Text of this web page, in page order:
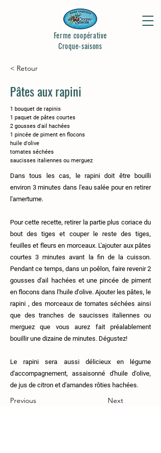
Ferme coopérative
Croque-saisons
< Retour
Pâtes aux rapini
1 bouquet de rapinis
1 paquet de pâtes courtes
2 gousses d'ail hachées
1 pincée de piment en flocons
huile d'olive
tomates séchées
saucisses italiennes ou merguez
Dans tous les cas, le rapini doit être bouilli
environ 3 minutes dans l'eau salée pour en retirer
l'amertume.
Pour cette recette, retirer la partie plus coriace du
bout des tiges et couper le reste des tiges,
feuilles et fleurs en morceaux. L'ajouter aux pâtes
courtes 3 minutes avant la fin de la cuisson.
Pendant ce temps, dans un poêlon, faire revenir 2
gousses d'ail hachées et une pincée de piment
en flocons dans l'huile d'olive. Ajouter les pâtes, le
rapini , des morceaux de tomates séchées ainsi
que des tranches de saucisses italiennes ou
merguez que vous aurez fait préalablement
bouillir une dizaine de minutes. Dégustez!
Le rapini sera aussi délicieux en légume
d'accompagnement, assaisonné d'huile d'olive,
de jus de citron et d'amandes rôties hachées.
Previous Next